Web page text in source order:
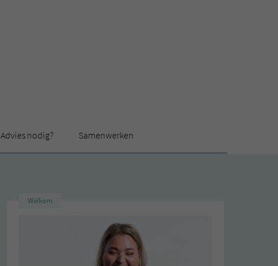
Advies nodig? Samenwerken
Welkom